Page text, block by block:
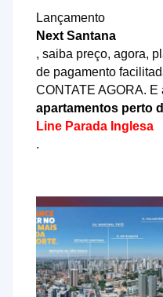
Lançamento
Next Santana
, saiba preço, agora,
de pagamento
CONTATE AGORA. E
apartamentos perto
Line Parada Inglesa
.